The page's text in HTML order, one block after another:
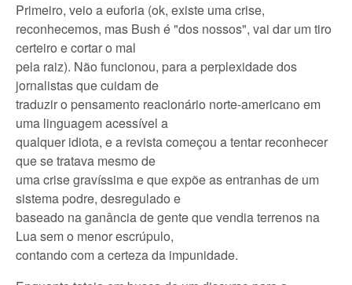
Primeiro, veio a euforia (ok, existe uma crise,
reconhecemos, mas Bush é "dos nossos", vai dar um tiro
certeiro e cortar o mal
pela raiz). Não funcionou, para a perplexidade dos
jornalistas que cuidam de
traduzir o pensamento reacionário norte-americano em
uma linguagem acessível a
qualquer idiota, e a revista começou a tentar reconhecer
que se tratava mesmo de
uma crise gravíssima e que expõe as entranhas de um
sistema podre, desregulado e
baseado na ganância de gente que vendia terrenos na
Lua sem o menor escrúpulo,
contando com a certeza da impunidade.